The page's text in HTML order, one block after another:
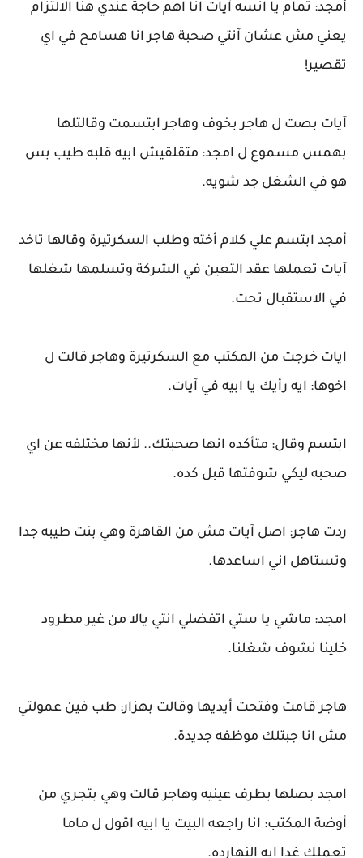
أمجد: تمام يا انسه آيات انا اهم حاجة عندي هنا الالتزام
يعني مش عشان آنتي صحبة هاجر انا هسامح في اي
تقصير!
آيات بصت ل هاجر بخوف وهاجر ابتسمت وقالتلها
بهمس مسموع ل امجد: متقلقيش ابيه قلبه طيب بس
هو في الشغل جد شويه.
أمجد ابتسم علي كلام أخته وطلب السكرتيرة وقالها تاخد
آيات تعملها عقد التعين في الشركة وتسلمها شغلها
في الاستقبال تحت.
ايات خرجت من المكتب مع السكرتيرة وهاجر قالت ل
اخوها: ايه رأيك يا ابيه في آيات.
ابتسم وقال: متأكده انها صحبتك.. لأنها مختلفه عن اي
صحبه ليكي شوفتها قبل كده.
ردت هاجر: اصل آيات مش من القاهرة وهي بنت طيبه جدا
وتستاهل اني اساعدها.
امجد: ماشي يا ستي اتفضلي انتي يالا من غير مطرود
خلينا نشوف شغلنا.
هاجر قامت وفتحت أيديها وقالت بهزار: طب فين عمولتي
مش انا جبتلك موظفه جديدة.
امجد بصلها بطرف عينيه وهاجر قالت وهي بتجري من
أوضة المكتب: انا راجعه البيت يا ابيه اقول ل ماما
تعملك غدا ايه النهارده.